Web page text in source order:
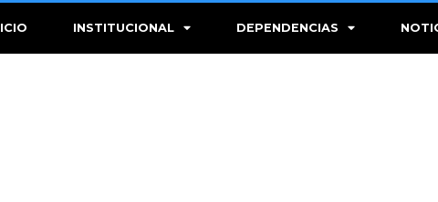
INSTITUCIONAL DEPENDENCIAS